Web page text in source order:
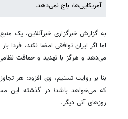
آمریکایی‌ها، باج نمی‌دهد.
به گزارش خبرگزاری خبرآنلاین،
اما اگر ایران توافقی امضا نکند،
می‌دهد و هرگز با تهدید و حماقت
بنا بر روایت تسنیم، وی افزود: هر
که می‌خواهد باشد؛ در گذشته این
روزهای آتی دیگر.